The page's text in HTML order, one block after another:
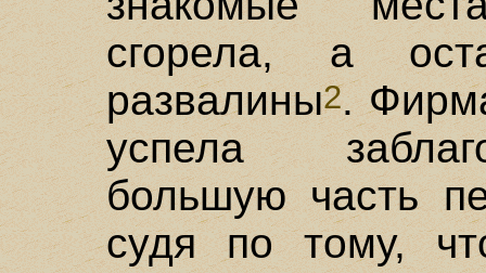
сгорела, а
развалины2.
успела
большую часть
судя по тому,